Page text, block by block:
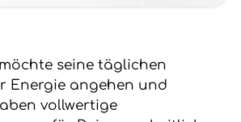
seine täglichen
Energie angehen und
vollwertige